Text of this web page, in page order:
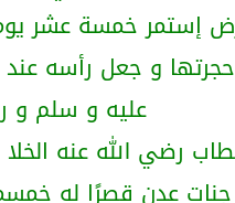
إستمر خمسة عشر
و جعل رأسه عند
عليه و سلم و
رضي الله عنه
عدن قصرًا له